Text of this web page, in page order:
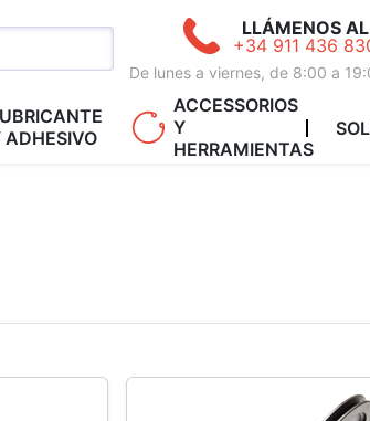
LLÁMENOS AL
+34 911 436
De lunes a viernes, de 8:00 a
ADHESIVO
ACCESSORIOS
Y
HERRAMIENTAS